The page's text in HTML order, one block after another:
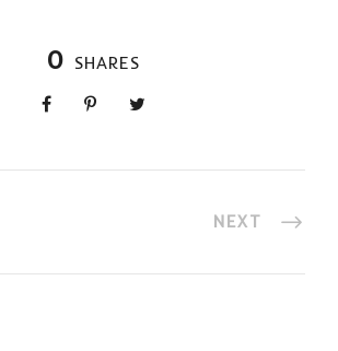
0 SHARES
NEXT